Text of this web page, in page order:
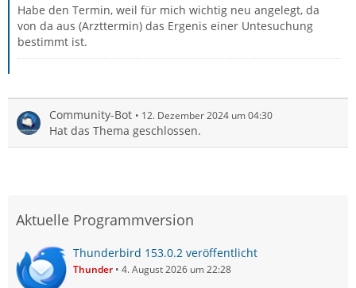
Habe den Termin, weil für mich wichtig neu angelegt, da
von da aus (Arzttermin) das Ergenis einer Untesuchung
bestimmt ist.
Community-Bot 12. Dezember 2024 um 04:30
Hat das Thema geschlossen.
Aktuelle Programmversion
Thunderbird 153.0.2 veröffentlicht
Thunder 4. August 2026 um 22:28